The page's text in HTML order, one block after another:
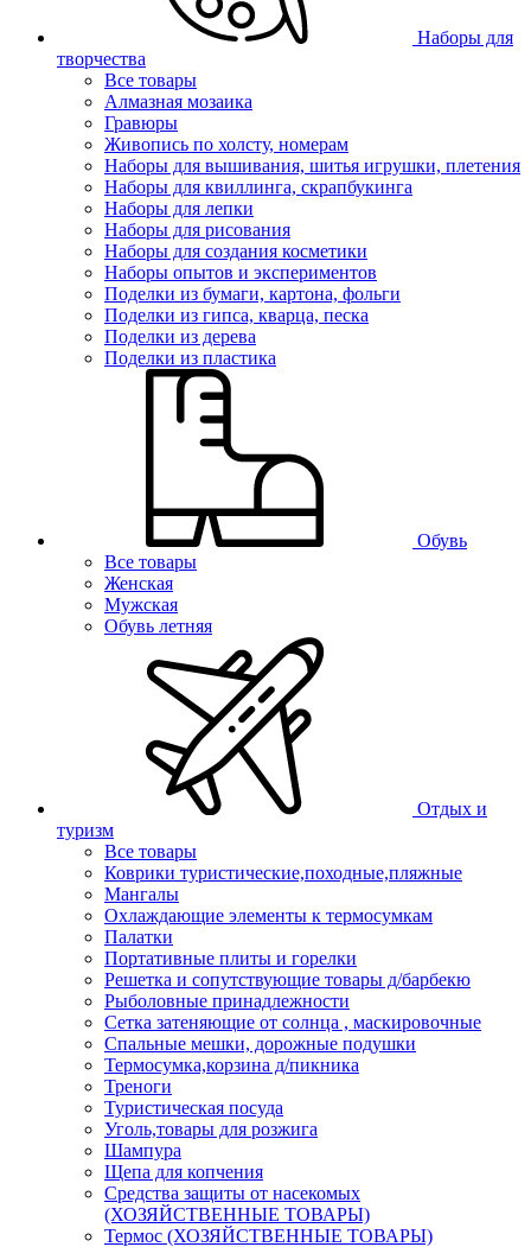
Наборы для
творчества
Все товары
Алмазная мозаика
Гравюры
Живопись по холсту, номерам
Наборы для вышивания, шитья игрушки, плетения
Наборы для квиллинга, скрапбукинга
Наборы для лепки
Наборы для рисования
Наборы для создания косметики
Наборы опытов и экспериментов
Поделки из бумаги, картона, фольги
Поделки из гипса, кварца, песка
Поделки из дерева
Поделки из пластика
Обувь
Все товары
Женская
Мужская
Обувь летняя
Отдых и
туризм
Все товары
Коврики туристические,походные,пляжные
Мангалы
Охлаждающие элементы к термосумкам
Палатки
Портативные плиты и горелки
Решетка и сопутствующие товары д/барбекю
Рыболовные принадлежности
Сетка затеняющие от солнца , маскировочные
Спальные мешки, дорожные подушки
Термосумка,корзина д/пикника
Треноги
Туристическая посуда
Уголь,товары для розжига
Шампура
Щепа для копчения
Средства защиты от насекомых
(ХОЗЯЙСТВЕННЫЕ ТОВАРЫ)
Термос (ХОЗЯЙСТВЕННЫЕ ТОВАРЫ)